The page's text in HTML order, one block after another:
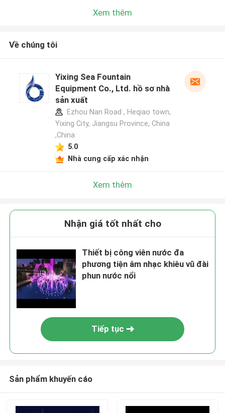
Xem thêm
Về chúng tôi
Yixing Sea Fountain
Equipment Co., Ltd. hồ sơ nhà
sản xuất
Ezhou Nan Road , Heqiao town,
Yixing City, Jiangsu Province, China
,China
5.0
Nhà cung cấp xác nhận
Xem thêm
Nhận giá tốt nhất cho
Thiết bị công viên nước đa
phương tiện âm nhạc khiêu vũ đài
phun nước nổi
Tiếp tục
Sản phẩm khuyến cáo